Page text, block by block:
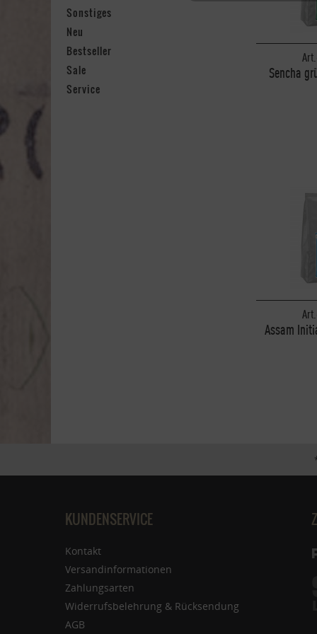
Sonstiges
Neu
Bestseller
Sale
Service
Sencha
Assam
KUNDENSERVICE
Kontakt
Versandinformationen
Zahlungsarten
Widerrufsbelehrung & Rücksendung
AGB
Personalisierung